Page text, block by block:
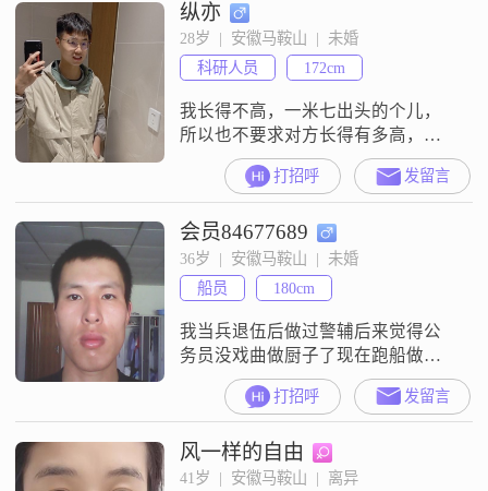
纵亦
28岁  |  安徽马鞍山  |  未婚
科研人员
172cm
我长得不高，一米七出头的个儿，
所以也不要求对方长得有多高，但
不是很胖就行。其余的都还好，除
了眼睛有点小哈哈哈。家里面情况
良好，父母健康，而且都是公务员
条件不错，买房子啥的也都不是问
题，但我还是想靠自己啦（很明
显，我还没接受过社会的毒打）。
对另一半的要求也没啥，身材别很
胖，面容一般就好啦。重要的是性
格，我希望对方人格是独
打招呼 发留言
会员84677689
36岁  |  安徽马鞍山  |  未婚
船员
180cm
我当兵退伍后做过警辅后来觉得公
务员没戏曲做厨子了现在跑船做大
厨希望以后有机会去国外做大厨能
有自己的一份事业和一个安徽的最
好是马鞍山踏实的孝顺有份工作的
好姑娘给俺当老婆一起过普通老百
姓最平淡的生活太拜金的或者家里
打招呼 发留言
风一样的自由
41岁  |  安徽马鞍山  |  离异